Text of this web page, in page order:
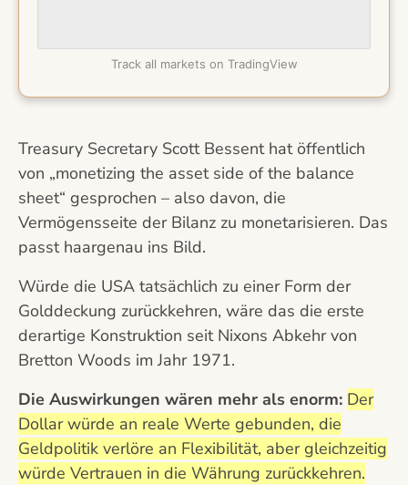
Track all markets on TradingView
Treasury Secretary Scott Bessent hat öffentlich
von „monetizing the asset side of the balance
sheet“ gesprochen – also davon, die
Vermögensseite der Bilanz zu monetarisieren. Das
passt haargenau ins Bild.
Würde die USA tatsächlich zu einer Form der
Golddeckung zurückkehren, wäre das die erste
derartige Konstruktion seit Nixons Abkehr von
Bretton Woods im Jahr 1971.
Die Auswirkungen wären mehr als enorm: Der
Dollar würde an reale Werte gebunden, die
Geldpolitik verlöre an Flexibilität, aber gleichzeitig
würde Vertrauen in die Währung zurückkehren.